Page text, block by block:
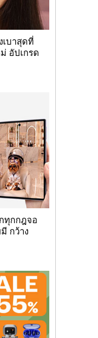
เบาสุดที่
อัปเกรด
ทุกกฎจอ
กว้าง